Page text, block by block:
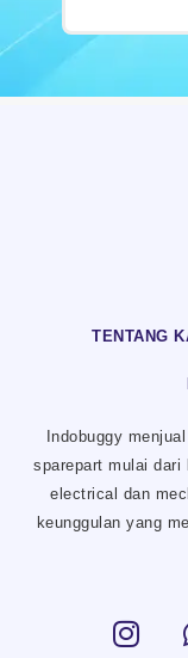
TENTANG
Indobuggy
sparepart mulai dari
electrical dan
keunggulan yang